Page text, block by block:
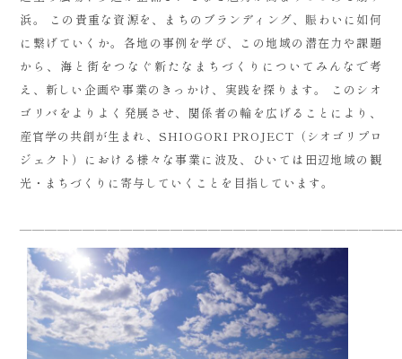
浜。 この貴重な資源を、まちのブランディング、賑わいに如何
に繋げていくか。各地の事例を学び、この地域の潜在力や課題
から、海と街をつなぐ新たなまちづくりについてみんなで考
え、新しい企画や事業のきっかけ、実践を探ります。 このシオ
ゴリバをよりよく発展させ、関係者の輪を広げることにより、
産官学の共創が生まれ、SHIOGORI PROJECT（シオゴリプロ
ジェクト）における様々な事業に波及、ひいては田辺地域の観
光・まちづくりに寄与していくことを目指しています。